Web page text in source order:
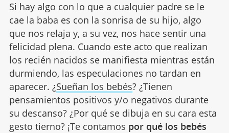
Si hay algo con lo que a cualquier padre se le
cae la baba es con la sonrisa de su hijo, algo
que nos relaja y, a su vez, nos hace sentir una
felicidad plena. Cuando este acto que realizan
los recién nacidos se manifiesta mientras están
durmiendo, las especulaciones no tardan en
aparecer. ¿Sueñan los bebés? ¿Tienen
pensamientos positivos y/o negativos durante
su descanso? ¿Por qué se dibuja en su cara esta
gesto tierno? ¡Te contamos por qué los bebés